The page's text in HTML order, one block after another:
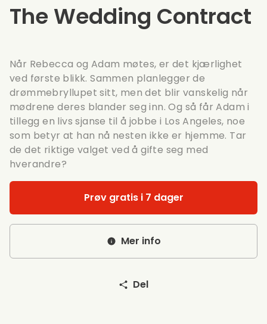
The Wedding Contract
Når Rebecca og Adam møtes, er det kjærlighet
ved første blikk. Sammen planlegger de
drømmebryllupet sitt, men det blir vanskelig når
mødrene deres blander seg inn. Og så får Adam i
tillegg en livs sjanse til å jobbe i Los Angeles, noe
som betyr at han nå nesten ikke er hjemme. Tar
de det riktige valget ved å gifte seg med
hverandre?
Prøv gratis i 7 dager
Mer info
Del